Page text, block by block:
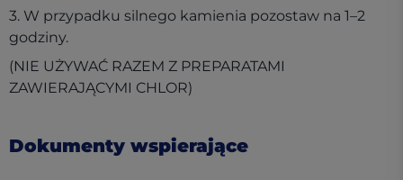
3. W przypadku silnego kamienia pozostaw na 1–2
godziny.
(NIE UŻYWAĆ RAZEM Z PREPARATAMI
ZAWIERAJĄCYMI CHLOR)
Dokumenty wspierające